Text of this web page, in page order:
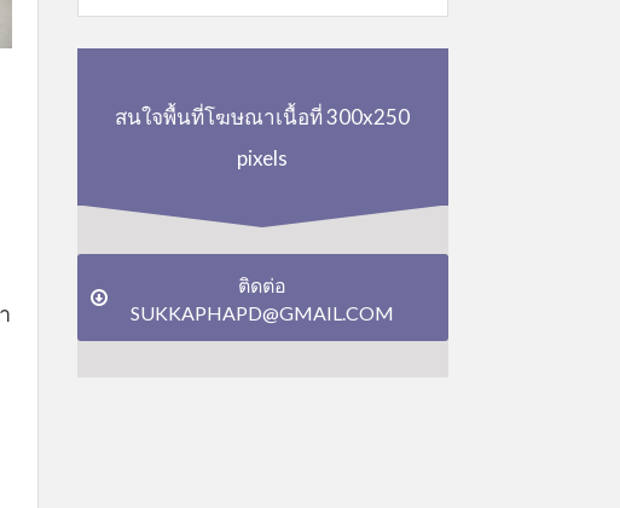
สนใจพื้นที่โฆษณาเนื้อที่ 300x250
pixels
ติดต่อ
SUKKAPHAPD@GMAIL.COM